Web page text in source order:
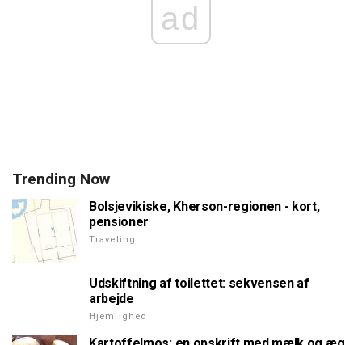
ad
Trending Now
Bolsjevikiske, Kherson-regionen - kort,
pensioner
Traveling
Udskiftning af toilettet: sekvensen af
arbejde
Hjemlighed